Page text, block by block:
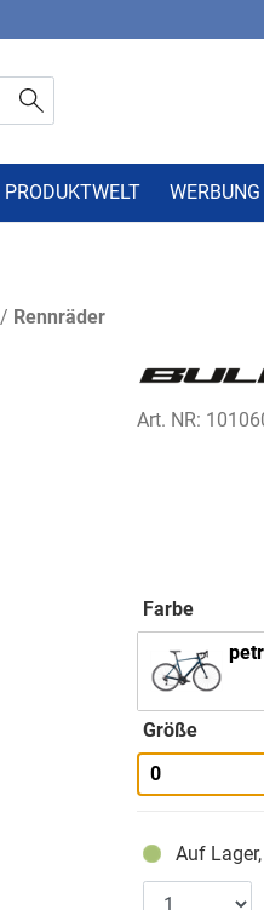
PRODUKTWELT WERBUNG
/ Rennräder
Art. NR:
Farbe
Größe
0
Auf